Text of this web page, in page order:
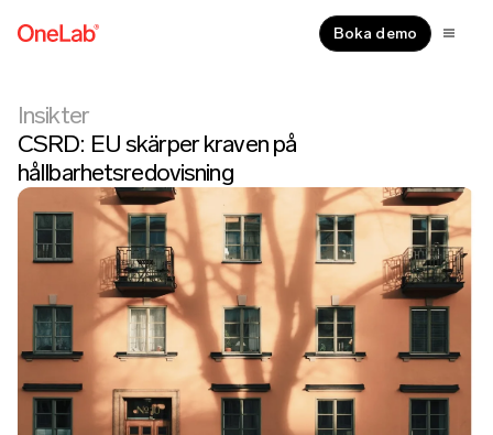
Boka demo
Insikter
CSRD: EU skärper kraven på
hållbarhetsredovisning